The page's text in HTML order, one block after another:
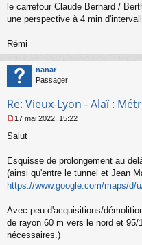
le carrefour Claude Bernard /
une perspective à 4 min
Rémi
nanar
Passager
Re: Vieux-Lyon - Alaï :
e
s
a
g
e
o
n
l
u
17 mai 2022, 15:22
Salut
Esquisse de prolongement au
(ainsi qu'entre le tunnel et Jean
https://www.google.com/maps/d/
Avec peu d'acquisitions/
de rayon 60 m vers le nord et
nécessaires.)